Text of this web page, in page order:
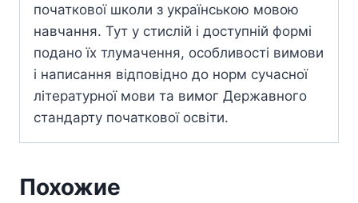
початкової школи з українською мовою
навчання. Тут у стислiй i доступнiй формi
подано їх тлумачення, особливостi вимови
i написання вiдповiдно до норм сучасної
лiтературної мови та вимог Державного
стандарту початкової освіти.
Похожие